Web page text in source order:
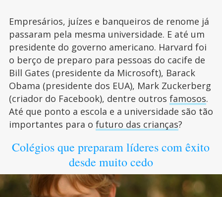
Empresários, juízes e banqueiros de renome já
passaram pela mesma universidade. E até um
presidente do governo americano. Harvard foi
o berço de preparo para pessoas do cacife de
Bill Gates (presidente da Microsoft), Barack
Obama (presidente dos EUA), Mark Zuckerberg
(criador do Facebook), dentre outros famosos.
Até que ponto a escola e a universidade são tão
importantes para o futuro das crianças?
Colégios que preparam líderes com êxito
desde muito cedo